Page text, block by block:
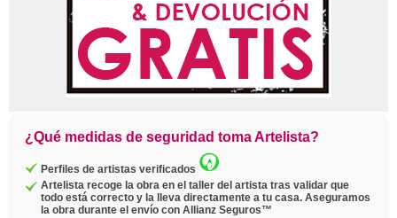
¿Qué medidas de seguridad toma Artelista?
Perfiles de artistas verificados
Artelista recoge la obra en el taller del artista tras validar que
todo está correcto y la lleva directamente a tu casa. Aseguramos
la obra durante el envío con Allianz Seguros™